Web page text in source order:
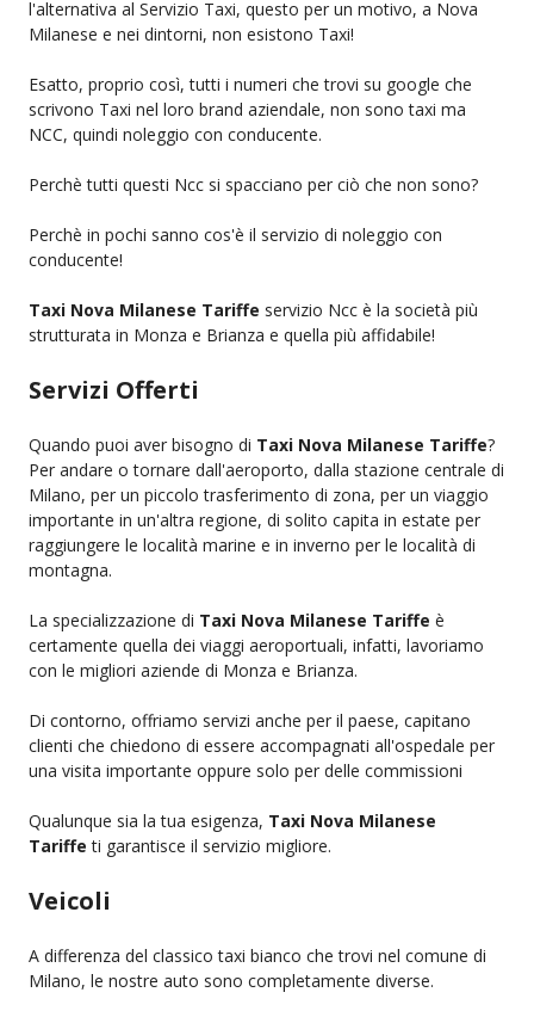
l'alternativa al Servizio Taxi, questo per un motivo, a Nova
Milanese e nei dintorni, non esistono Taxi!
Esatto, proprio così, tutti i numeri che trovi su google che
scrivono Taxi nel loro brand aziendale, non sono taxi ma
NCC, quindi noleggio con conducente.
Perchè tutti questi Ncc si spacciano per ciò che non sono?
Perchè in pochi sanno cos'è il servizio di noleggio con
conducente!
Taxi Nova Milanese Tariffe servizio Ncc è la società più
strutturata in Monza e Brianza e quella più affidabile!
Servizi Offerti
Quando puoi aver bisogno di Taxi Nova Milanese Tariffe?
Per andare o tornare dall'aeroporto, dalla stazione centrale di
Milano, per un piccolo trasferimento di zona, per un viaggio
importante in un'altra regione, di solito capita in estate per
raggiungere le località marine e in inverno per le località di
montagna.
La specializzazione di Taxi Nova Milanese Tariffe è
certamente quella dei viaggi aeroportuali, infatti, lavoriamo
con le migliori aziende di Monza e Brianza.
Di contorno, offriamo servizi anche per il paese, capitano
clienti che chiedono di essere accompagnati all'ospedale per
una visita importante oppure solo per delle commissioni
Qualunque sia la tua esigenza, Taxi Nova Milanese
Tariffe ti garantisce il servizio migliore.
Veicoli
A differenza del classico taxi bianco che trovi nel comune di
Milano, le nostre auto sono completamente diverse.